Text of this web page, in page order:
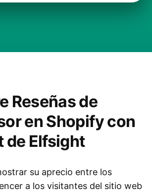
Reseñas de
en Shopify con
de Elfsight
su aprecio entre los
a los visitantes del sitio web